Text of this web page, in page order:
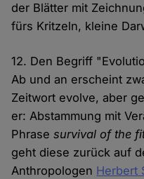
der Blätter mit
fürs Kritzeln, kleine
12. Den Begriff
Ab und an erscheint
Zeitwort evolve, aber
er: Abstammung mit
Phrasesurvival of the
geht diese zurück auf
Anthropologen Herbert